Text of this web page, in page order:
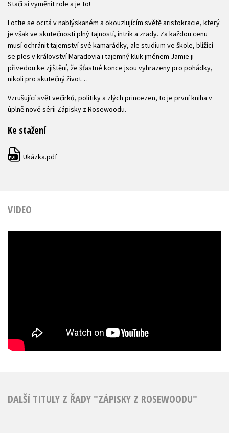
Stačí si vyměnit role a je to!
Lottie se ocitá v nablýskaném a okouzlujícím světě aristokracie, který
je však ve skutečnosti plný tajností, intrik a zrady. Za každou cenu
musí ochránit tajemství své kamarádky, ale studium ve škole, blížící
se ples v království Maradovia i tajemný kluk jménem Jamie ji
přivedou ke zjištění, že šťastné konce jsou vyhrazeny pro pohádky,
nikoli pro skutečný život…
Vzrušující svět večírků, politiky a zlých princezen, to je první kniha v
úplně nové sérii Zápisky z Rosewoodu.
Ke stažení
PDF Ukázka.pdf
VIDEO
DALŠÍ TITULY Z ŘADY "ZÁPISKY Z ROSEWOODU"